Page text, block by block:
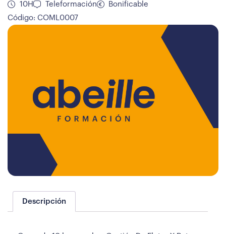
10H Teleformación
Bonificable
Código: COML0007
Descripción